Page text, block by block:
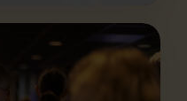
af offentlige